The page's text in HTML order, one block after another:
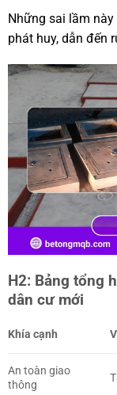
Những sai lầm
phát huy, dẫn đến
H2: Bảng tổng
dân cư mới
Khía cạnh
An toàn giao
thông